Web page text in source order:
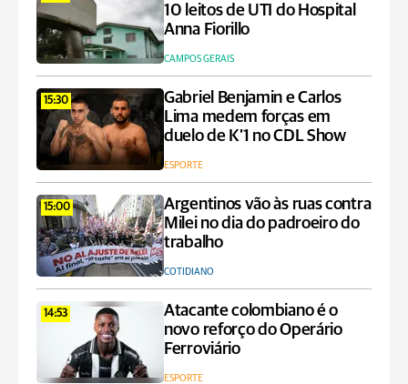
10 leitos de UTI do Hospital
Anna Fiorillo
CAMPOS GERAIS
15:30
Gabriel Benjamin e Carlos
Lima medem forças em
duelo de K’1 no CDL Show
ESPORTE
15:00
Argentinos vão às ruas contra
Milei no dia do padroeiro do
trabalho
COTIDIANO
14:53
Atacante colombiano é o
novo reforço do Operário
Ferroviário
ESPORTE